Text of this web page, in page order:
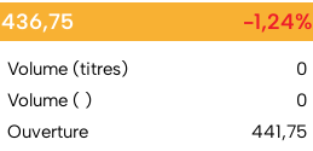
436,75 -1,24%
Volume (titres)
0
Volume ( )
0
Ouverture
441,75